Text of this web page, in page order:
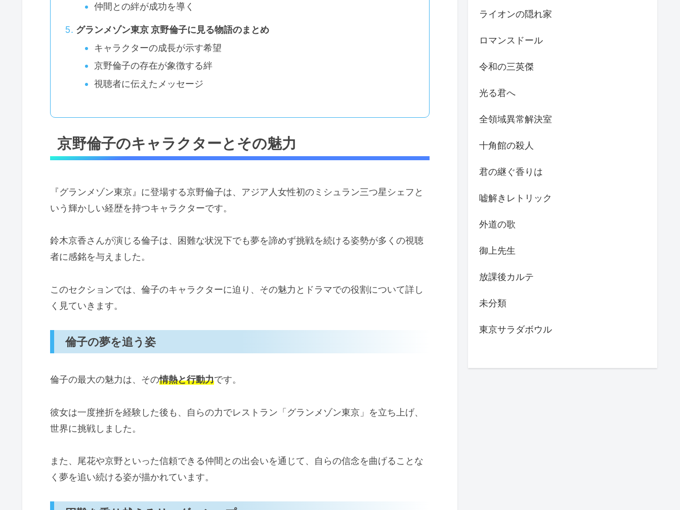
仲間との絆が成功を導く
グランメゾン東京 京野倫子に見る物語のまとめ
キャラクターの成長が示す希望
京野倫子の存在が象徴する絆
視聴者に伝えたメッセージ
京野倫子のキャラクターとその魅力
『グランメゾン東京』に登場する京野倫子は、アジア人女性初のミシュラン三つ星シェフと
いう輝かしい経歴を持つキャラクターです。
鈴木京香さんが演じる倫子は、困難な状況下でも夢を諦めず挑戦を続ける姿勢が多くの視聴
者に感銘を与えました。
このセクションでは、倫子のキャラクターに迫り、その魅力とドラマでの役割について詳し
く見ていきます。
倫子の夢を追う姿
倫子の最大の魅力は、その情熱と行動力です。
彼女は一度挫折を経験した後も、自らの力でレストラン「グランメゾン東京」を立ち上げ、
世界に挑戦しました。
また、尾花や京野といった信頼できる仲間との出会いを通じて、自らの信念を曲げることな
く夢を追い続ける姿が描かれています。
ライオンの隠れ家
ロマンスドール
令和の三英傑
光る君へ
全領域異常解決室
十角館の殺人
君の継ぐ香りは
嘘解きレトリック
外道の歌
御上先生
放課後カルテ
未分類
東京サラダボウル